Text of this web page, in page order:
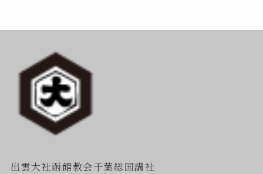
出雲大社函館教会千葉総国講社